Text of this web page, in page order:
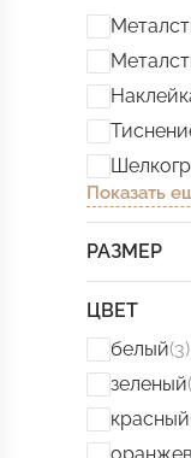
Показать
РАЗМЕР
ЦВЕТ
белый(3)
зеленый
красный